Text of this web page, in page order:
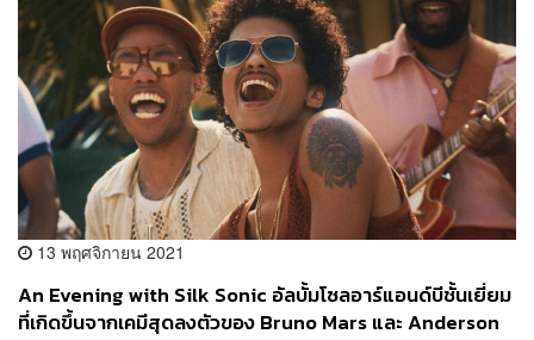
13 พฤศจิกายน 2021
An Evening with Silk Sonic อัลบั้มโซลอาร์แอนด์บีชั้นเยี่ยม
ที่เกิดขึ้นจากเคมีสุดลงตัวของ Bruno Mars และ Anderson